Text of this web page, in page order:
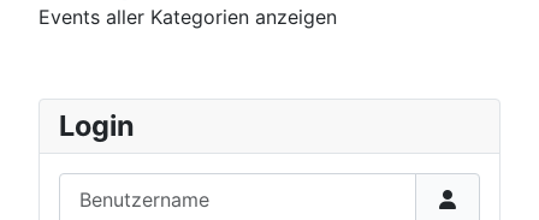
Events aller Kategorien anzeigen
Login